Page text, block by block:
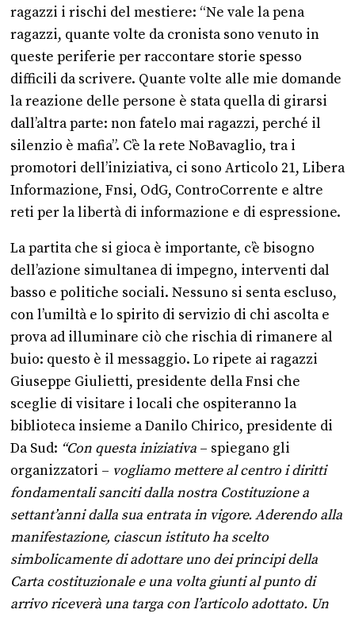
ragazzi i rischi del mestiere: “Ne vale la pena
ragazzi, quante volte da cronista sono venuto in
queste periferie per raccontare storie spesso
difficili da scrivere. Quante volte alle mie domande
la reazione delle persone è stata quella di girarsi
dall’altra parte: non fatelo mai ragazzi, perché il
silenzio è mafia”. C’è la rete NoBavaglio, tra i
promotori dell’iniziativa, ci sono Articolo 21, Libera
Informazione, Fnsi, OdG, ControCorrente e altre
reti per la libertà di informazione e di espressione.
La partita che si gioca è importante, c’è bisogno
dell’azione simultanea di impegno, interventi dal
basso e politiche sociali. Nessuno si senta escluso,
con l’umiltà e lo spirito di servizio di chi ascolta e
prova ad illuminare ciò che rischia di rimanere al
buio: questo è il messaggio. Lo ripete ai ragazzi
Giuseppe Giulietti, presidente della Fnsi che
sceglie di visitare i locali che ospiteranno la
biblioteca insieme a Danilo Chirico, presidente di
Da Sud: “Con questa iniziativa – spiegano gli
organizzatori – vogliamo mettere al centro i diritti
fondamentali sanciti dalla nostra Costituzione a
settant’anni dalla sua entrata in vigore. Aderendo alla
manifestazione, ciascun istituto ha scelto
simbolicamente di adottare uno dei principi della
Carta costituzionale e una volta giunti al punto di
arrivo riceverà una targa con l’articolo adottato. Un